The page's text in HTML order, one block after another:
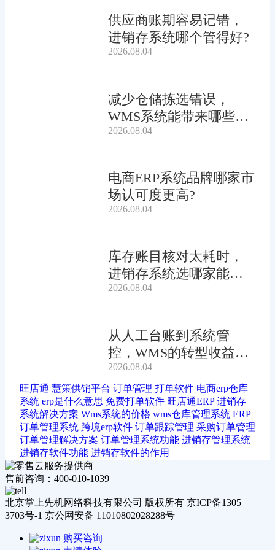
供应商账期容易记错，
进销存系统哪个管得好?
2026.08.04
减少仓储拣选错误，
WMS系统能带来哪些连
锁收益?
2026.08.04
电商ERP系统品牌哪家市
场认可度更高?
2026.08.04
库存账目核对太耗时，
进销存系统选哪家能自
动?
2026.08.04
从人工台账到系统管
控，WMS的转型收益有
多大?
2026.08.04
旺店通 慧策供销平台 订单管理 打单软件 电商erp仓库
系统 erp是什么意思 免费打单软件 旺店通ERP 进销存
系统解决方案 Wms系统的价格 wms仓库管理系统 ERP
订单管理系统 跨境erp软件 订单跟踪管理 采购订单管理
订单管理解决方案 订单管理系统功能 进销存管理系统
进销存软件功能 进销存软件的作用
售前咨询：400-010-1039
北京掌上先机网络科技有限公司 版权所有 京ICP备1305
3703号-1 京公网安备 11010802028288号
购买咨询